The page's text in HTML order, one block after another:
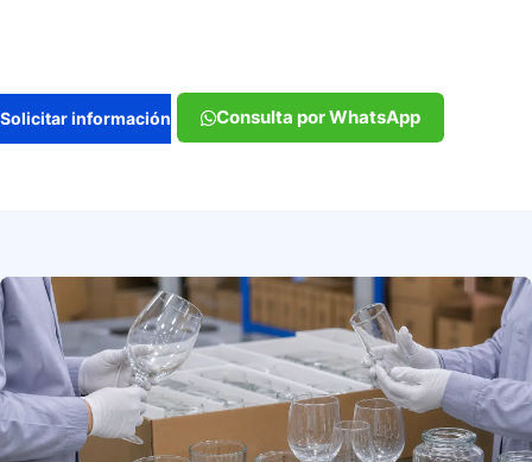
Solicitar información Consulta por WhatsApp